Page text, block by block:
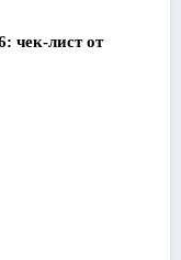
чек-лист от